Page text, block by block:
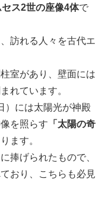
ス2世の座像4体で
訪れる人々を古代エ
室があり、壁面には
れています。
）には太陽光が神殿
を照らす 「太陽の奇
ます。
捧げられたもので、
おり、こちらも必見